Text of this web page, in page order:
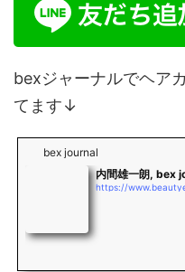
bexジャーナルでヘア
てます↓
bex journal
内間雄一朗, bex